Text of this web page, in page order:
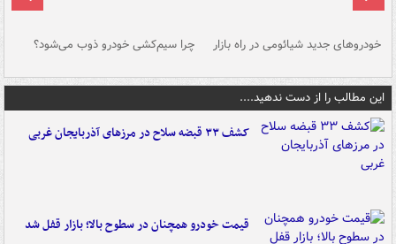
خودروهای جدید شیائومی در راه بازار چرا سیم‌کشی خودرو ذوب می‌شود؟
این مطالب را از دست ندهید....
کشف ۳۳ قبضه سلاح در مرزهای آذربایجان غربی
قیمت خودرو همچنان در سطوح بالا؛ بازار قفل شد